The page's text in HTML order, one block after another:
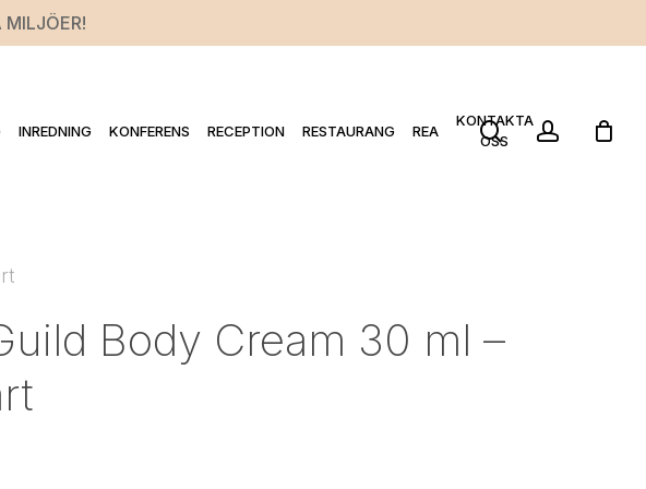
MILJÖER!
INREDNING KONFERENS RECEPTION RESTAURANG REA
KONTAKTA
OSSsearchaccount
Body Cream 30 ml –